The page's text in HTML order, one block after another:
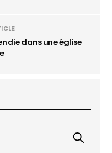
dans une église